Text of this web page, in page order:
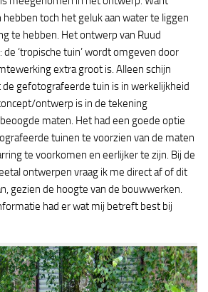
toch het geluk aan water te liggen
te hebben. Het ontwerp van Ruud
‘tropische tuin’ wordt omgeven door
extra groot is. Alleen schijn
gefotografeerde tuin is in werkelijkheid
ontwerp is in de tekening
maten. Het had een goede optie
tuinen te voorzien van de maten
te voorkomen en eerlijker te zijn. Bij de
ontwerpen vraag ik me direct af of dit
gezien de hoogte van de bouwwerken.
had er wat mij betreft best bij